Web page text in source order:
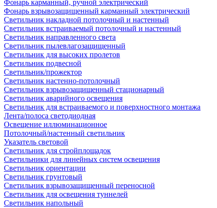
Фонарь карманный, ручной электрический
Фонарь взрывозащищенный карманный электрический
Светильник накладной потолочный и настенный
Светильник встраиваемый потолочный и настенный
Светильник направленного света
Светильник пылевлагозащищенный
Светильник для высоких пролетов
Светильник подвесной
Светильник/прожектор
Светильник настенно-потолочный
Светильник взрывозащищенный стационарный
Светильник аварийного освещения
Светильник для встраиваемого и поверхностного монтажа
Лента/полоса светодиодная
Освещение иллюминационное
Потолочный/настенный светильник
Указатель световой
Светильник для стройплощадок
Светильники для линейных систем освещения
Светильник ориентации
Светильник грунтовый
Светильник взрывозащищенный переносной
Светильник для освещения туннелей
Светильник напольный